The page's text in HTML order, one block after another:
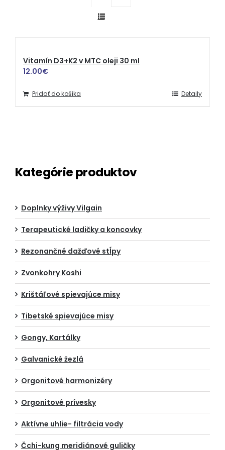
Vitamín D3+K2 v MTC oleji 30 ml
12.00€
Pridať do košíka Detaily
Kategórie produktov
Doplnky výživy Vilgain
Terapeutické ladičky a koncovky
Rezonančné dažďové stĺpy
Zvonkohry Koshi
Krištáľové spievajúce misy
Tibetské spievajúce misy
Gongy, Kartálky
Galvanické žezlá
Orgonitové harmonizéry
Orgonitové prívesky
Aktívne uhlie- filtrácia vody
Čchi-kung meridiánové guličky